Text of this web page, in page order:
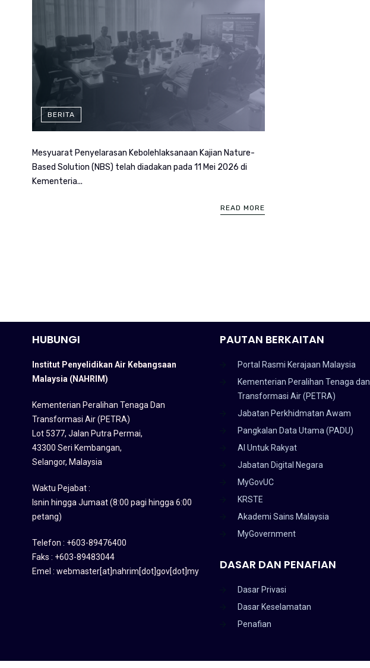
BERITA
Mesyuarat Penyelarasan Kebolehlaksanaan Kajian Nature-
Based Solution (NBS) telah diadakan pada 11 Mei 2026 di
Kementeria...
READ MORE
HUBUNGI
Institut Penyelidikan Air Kebangsaan
Malaysia (NAHRIM)
Kementerian Peralihan Tenaga Dan
Transformasi Air (PETRA)
Lot 5377, Jalan Putra Permai,
43300 Seri Kembangan,
Selangor, Malaysia
Waktu Pejabat :
Isnin hingga Jumaat (8:00 pagi hingga 6:00
petang)
Telefon : +603-89476400
Faks : +603-89483044
Emel : webmaster[at]nahrim[dot]gov[dot]my
PAUTAN BERKAITAN
Portal Rasmi Kerajaan Malaysia
Kementerian Peralihan Tenaga dan
Transformasi Air (PETRA)
Jabatan Perkhidmatan Awam
Pangkalan Data Utama (PADU)
AI Untuk Rakyat
Jabatan Digital Negara
MyGovUC
KRSTE
Akademi Sains Malaysia
MyGovernment
DASAR DAN PENAFIAN
Dasar Privasi
Dasar Keselamatan
Penafian